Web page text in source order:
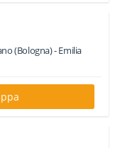
(Bologna) -Emilia